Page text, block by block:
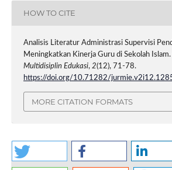
HOW TO CITE
Analisis Literatur Administrasi Supervisi
Meningkatkan Kinerja Guru di Sekolah
Multidisiplin Edukasi, 2(12), 71-78.
https://doi.org/10.71282/
MORE CITATION FORMATS